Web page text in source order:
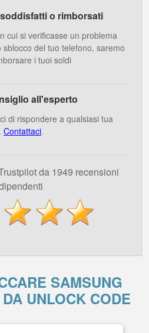
o rimborsati
cui si verificasse un problema
sblocco del tuo telefono, saremo
i tuoi soldi
all'esperto
di rispondere a qualsiasi tua
Contattaci.
da 1949 recensioni
SAMSUNG
UNLOCK CODE